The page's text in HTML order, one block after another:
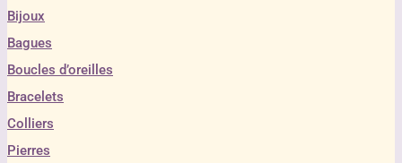
Bijoux
Bagues
Boucles d’oreilles
Bracelets
Colliers
Pierres